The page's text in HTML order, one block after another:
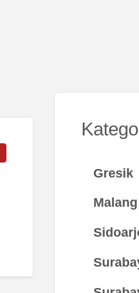
Gresik
Malang